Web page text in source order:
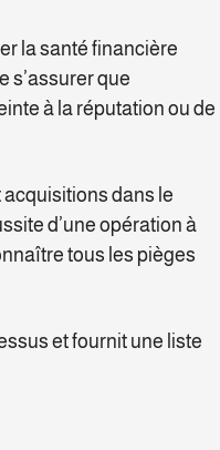
la santé financière
s’assurer que
à la réputation ou de
dans le
d’une opération à
tous les pièges
et fournit une liste